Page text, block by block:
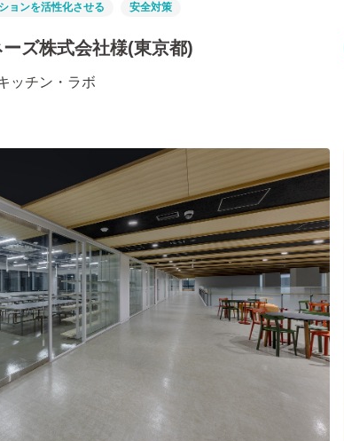
ョンを活性化させる 安全対策
ズ株式会社様(東京都)
ッチン・ラボ